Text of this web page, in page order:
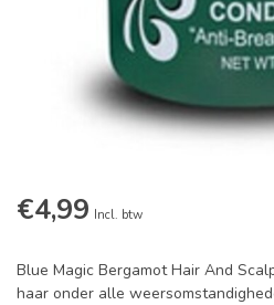
€4,99 Incl. btw
Blue Magic Bergamot Hair And
haar onder alle